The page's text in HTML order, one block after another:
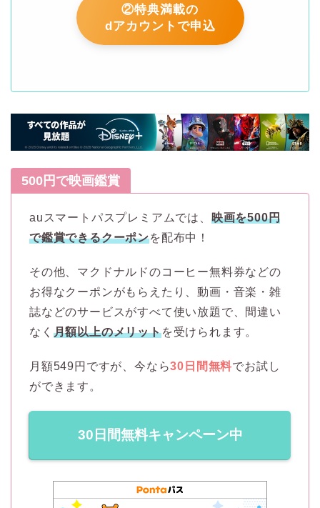
②特典満載の
dアカウントで申込
500円で映画鑑賞
auスマートパスプレミアムでは、 映画を500円
で鑑賞できるクーポンを配布中！
その他、マクドナルドのコーヒー無料券などの
お得なクーポンがもらえたり、動画・音楽・雑
誌などのサービスがすべて使い放題で、間違い
なく 月額以上のメリットを受けられます。
月額549円ですが、今なら30日間無料でお試し
ができます。
30日間無料キャンペーン中